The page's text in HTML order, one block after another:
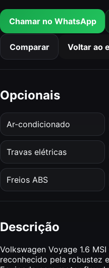
Chamar no WhatsApp
Comparar Voltar ao
Opcionais
Ar-condicionado
Travas elétricas
Freios ABS
Descrição
Volkswagen Voyage 1.6
reconhecido pela robustez